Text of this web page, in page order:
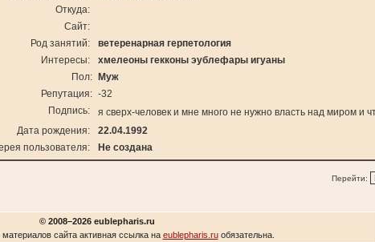
Откуда:
Сайт:
Род занятий:
ветеренарная герпетология
Интересы:
хмелеоны гекконы эублефары игуаны
Пол:
Муж
Репутация: -32
Подпись:
я сверх-человек и мне много не нужно власть над миром и
Дата рождения:
22.04.1992
пользователя:
Не создана
Перейти:
© 2008–2026 eublepharis.ru
сайта активная ссылка на eublepharis.ruобязательна.